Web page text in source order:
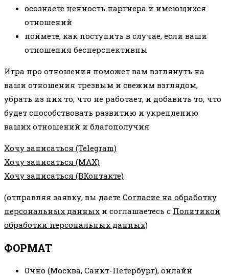
осознаете ценность партнера и имеющихся
отношений
поймете, как поступить в случае, если ваши
отношения бесперспективны
Игра про отношения поможет вам взглянуть на
ваши отношения трезвым и свежим взглядом,
убрать из них то, что не работает, и добавить то, что
будет способствовать развитию и укреплению
ваших отношений и благополучия
Хочу записаться (Telegram)
Хочу записаться (MAX)
Хочу записаться (ВКонтакте)
(отправляя заявку, вы даете Согласие на обработку
персональных данных и соглашаетесь с Политикой
обработки персональных данных)
ФОРМАТ
Очно (Москва, Санкт-Петербург), онлайн